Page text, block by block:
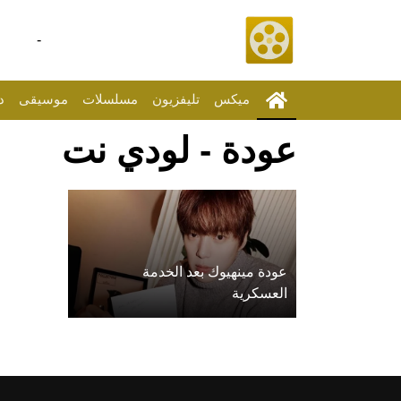
-
ميكس تليفزيون مسلسلات موسيقى
عودة - لودي نت
عودة مينهيوك بعد الخدمة
العسكرية